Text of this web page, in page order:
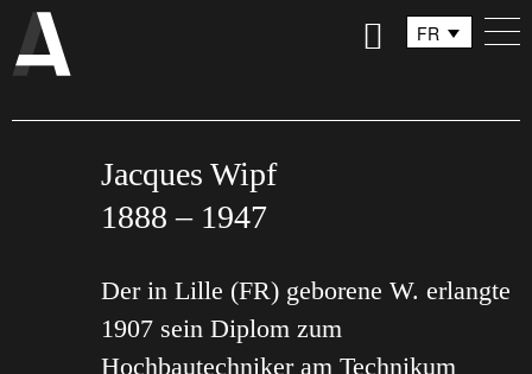
FR
Jacques Wipf
1888 – 1947
Der in Lille (FR) geborene W. erlangte
1907 sein Diplom zum
Hochbautechniker am Technikum